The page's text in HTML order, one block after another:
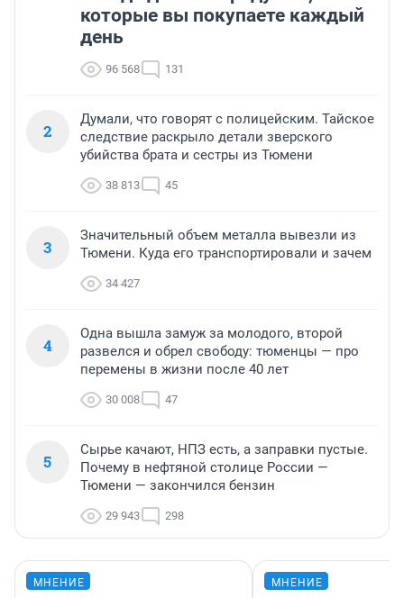
которые вы покупаете каждый
день
96 568 131
2
Думали, что говорят с полицейским. Тайское
следствие раскрыло детали зверского
убийства брата и сестры из Тюмени
38 813 45
3
Значительный объем металла вывезли из
Тюмени. Куда его транспортировали и зачем
34 427
4
Одна вышла замуж за молодого, второй
развелся и обрел свободу: тюменцы — про
перемены в жизни после 40 лет
30 008 47
5
Сырье качают, НПЗ есть, а заправки пустые.
Почему в нефтяной столице России —
Тюмени — закончился бензин
29 943 298
МНЕНИЕ МНЕНИЕ